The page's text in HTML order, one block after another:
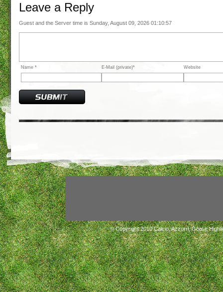
Leave a Reply
Guest and the Server time is Sunday, August 09, 2026 01:10:57
Name * E-Mail (private)* Website
© Copyright 2010Calcio, Azzurri, Goal e